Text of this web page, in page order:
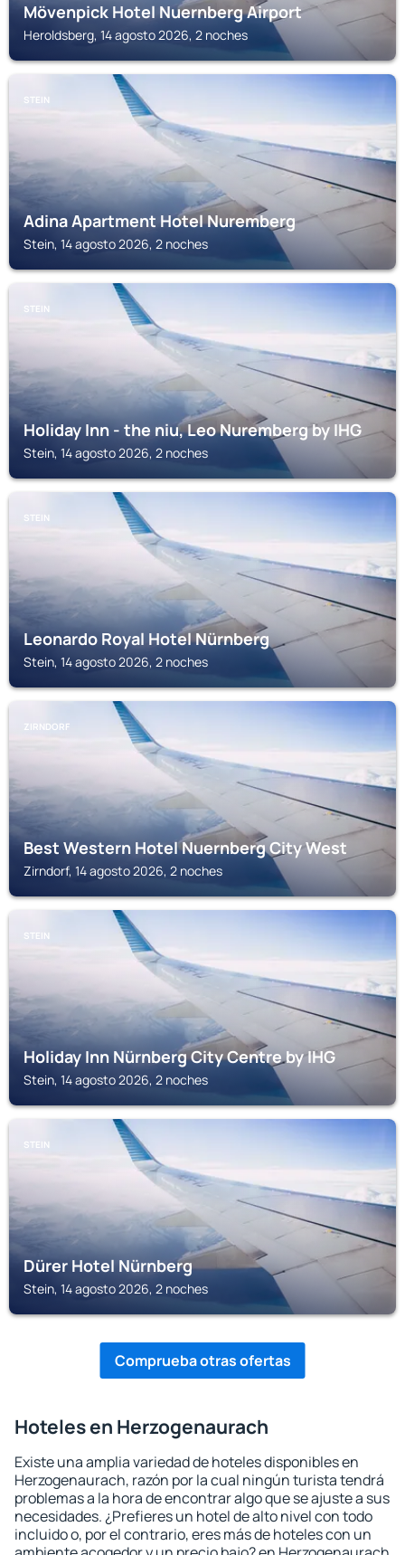
Mövenpick Hotel Nuernberg Airport
Heroldsberg, 14 agosto 2026, 2 noches
STEIN
Adina Apartment Hotel Nuremberg
Stein, 14 agosto 2026, 2 noches
STEIN
Holiday Inn - the niu, Leo Nuremberg by IHG
Stein, 14 agosto 2026, 2 noches
STEIN
Leonardo Royal Hotel Nürnberg
Stein, 14 agosto 2026, 2 noches
ZIRNDORF
Best Western Hotel Nuernberg City West
Zirndorf, 14 agosto 2026, 2 noches
STEIN
Holiday Inn Nürnberg City Centre by IHG
Stein, 14 agosto 2026, 2 noches
STEIN
Dürer Hotel Nürnberg
Stein, 14 agosto 2026, 2 noches
Comprueba otras ofertas
Hoteles en Herzogenaurach
Existe una amplia variedad de hoteles disponibles en
Herzogenaurach, razón por la cual ningún turista tendrá
problemas a la hora de encontrar algo que se ajuste a sus
necesidades. ¿Prefieres un hotel de alto nivel con todo
incluido o, por el contrario, eres más de hoteles con un